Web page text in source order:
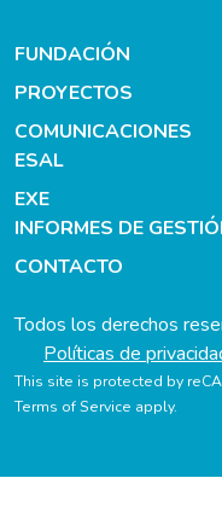
FUNDACIÓN
PROYECTOS
COMUNICACIONES
ESAL
EXE
INFORMES DE
CONTACTO
Todos los derechos
Políticas de
This site is protected by
Terms of Service apply.